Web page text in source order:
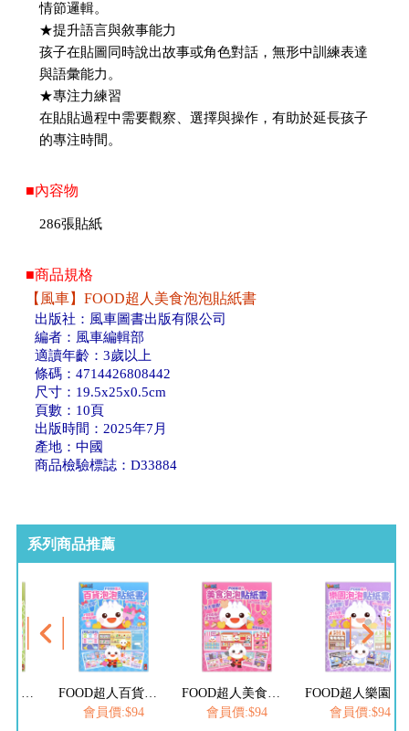
情節邏輯。
★提升語言與敘事能力
孩子在貼圖同時說出故事或角色對話，無形中訓練表達
與語彙能力。
★專注力練習
在貼貼過程中需要觀察、選擇與操作，有助於延長孩子
的專注時間。
■內容物
286張貼紙
■商品規格
【風車】FOOD超人美食泡泡貼紙書
出版社：風車圖書出版有限公司
編者：風車編輯部
適讀年齡：3歲以上
條碼：4714426808442
尺寸：19.5x25x0.5cm
頁數：10頁
出版時間：2025年7月
產地：中國
商品檢驗標誌：D33884
系列商品推薦
會員價:$94
會員價:$94
會員價:$94